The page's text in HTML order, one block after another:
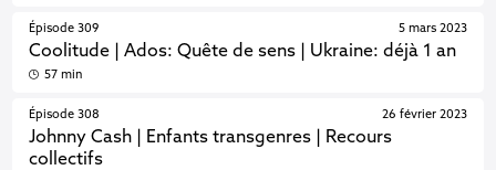
Épisode 309
Coolitude | Ados: Quête de sens | Ukraine: déjà 1 an
5 mars 2023
57 min
Épisode 308
Johnny Cash | Enfants transgenres | Recours
collectifs
26 février 2023